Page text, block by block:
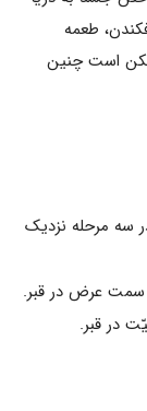
طعمه
است چنین
سه مرحله نزدیک
سمت عرض در قبر.
در قبر.